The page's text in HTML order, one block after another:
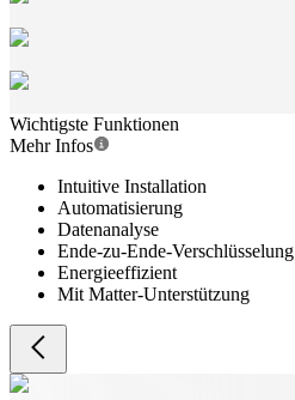
Wichtigste Funktionen
Mehr Infos
Intuitive Installation
Automatisierung
Datenanalyse
Ende-zu-Ende-Verschlüsselung
Energieeffizient
Mit Matter-Unterstützung